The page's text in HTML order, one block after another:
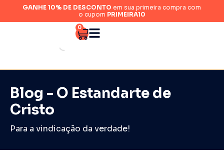
GANHE 10% DE DESCONTO em sua primeira compra com
o cupom PRIMEIRA10
0
Blog - O Estandarte de
Cristo
Para a vindicação da verdade!